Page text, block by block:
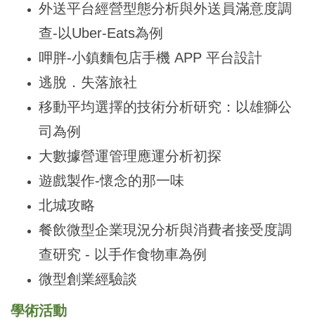
外送平台經營型態分析與外送員滿意度調
查-以Uber-Eats為例
呷胖-小鎮麵包店手機 APP 平台設計
逃脫．失落旅社
移動平均選擇的技術分析研究：以雄獅公
司為例
大數據營運管理應運分析初探
遊戲製作-懷念的那一味
北城攻略
餐飲微型企業現況分析與消費者接受度調
查研究 - 以手作食物車為例
微型創業經驗談
學術活動